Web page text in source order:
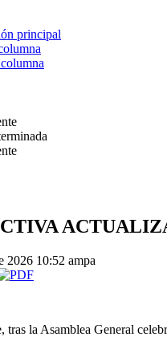
principal
2026 10:52 ampa
tras la Asamblea General